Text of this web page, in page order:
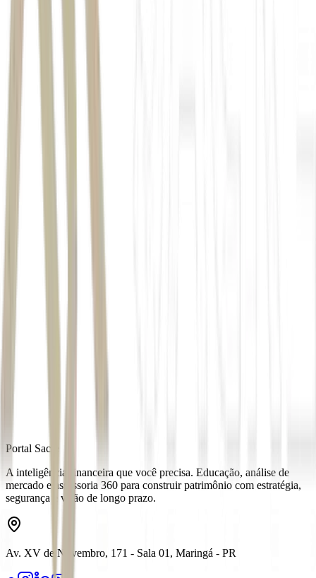
Portal Sacre
A inteligência financeira que você precisa. Educação, análise de
mercado e assessoria 360 para construir patrimônio com estratégia,
segurança e visão de longo prazo.
Av. XV de Novembro, 171 - Sala 01, Maringá - PR